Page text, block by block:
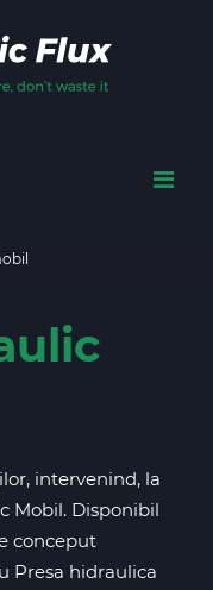
intervenind, la
Mobil. Disponibil
conceput
Presa hidraulica